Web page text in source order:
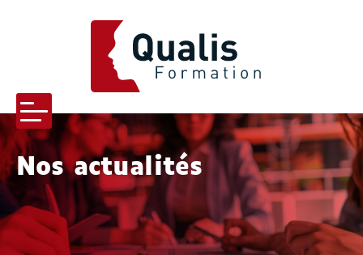
Menu
Qualis formation
Nos actualités